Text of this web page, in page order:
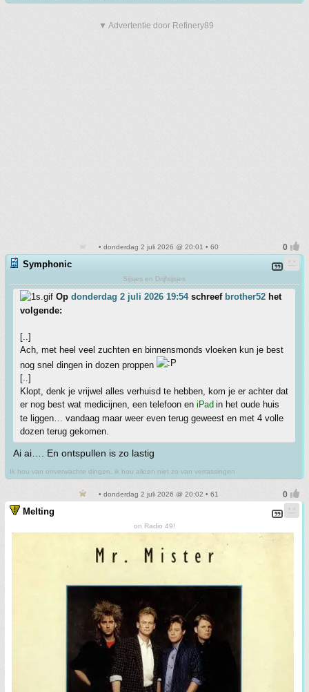
▼ Advertentie door Refinery89
• donderdag 2 juli 2026 @ 20:01 • 60
Symphonic
Sijsjes en Drijfsijsjes
Op donderdag 2 juli 2026 19:54schreef brother52 het
volgende:
[..]
Ach, met heel veel zuchten en binnensmonds vloeken kun je best
nog snel dingen in dozen proppen
[..]
Klopt, denk je vrijwel alles verhuisd te hebben, kom je er achter dat
er nog best wat medicijnen, een telefoon en iPad in het oude huis
te liggen… vandaag maar weer even terug geweest en met 4 volle
dozen terug gekomen.
Ai ai…. En ontspullen is zo lastig
Ik hou van onverwachte dingen, ik hou alleen niet zo van verrassingen
• donderdag 2 juli 2026 @ 20:02 • 61
Melting
on Radio 49!